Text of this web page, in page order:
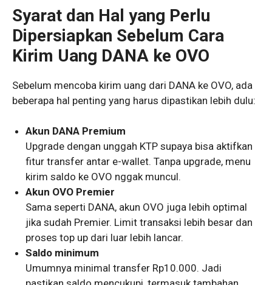
Syarat dan Hal yang Perlu
Dipersiapkan Sebelum Cara
Kirim Uang DANA ke OVO
Sebelum mencoba kirim uang dari DANA ke OVO, ada
beberapa hal penting yang harus dipastikan lebih dulu:
Akun DANA Premium
Upgrade dengan unggah KTP supaya bisa aktifkan
fitur transfer antar e-wallet. Tanpa upgrade, menu
kirim saldo ke OVO nggak muncul.
Akun OVO Premier
Sama seperti DANA, akun OVO juga lebih optimal
jika sudah Premier. Limit transaksi lebih besar dan
proses top up dari luar lebih lancar.
Saldo minimum
Umumnya minimal transfer Rp10.000. Jadi